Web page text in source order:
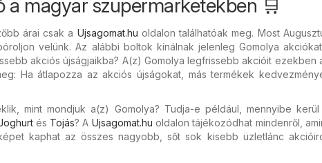
a magyar szupermarketekben 🛒
árai csak a Ujsagomat.hu oldalon találhatóak meg. Most
velünk. Az alábbi boltok kínálnak jelenleg Gomolya
akciós újságjaikba? A(z) Gomolya legfrissebb akcióit ezekben
Ha átlapozza az akciós újságokat, más termékek
mint mondjuk a(z) Gomolya? Tudja-e például, mennyibe
és Tojás? A Ujsagomat.hu oldalon tájékozódhat mindenről,
kaphat az összes nagyobb, sőt sok kisebb üzletlánc